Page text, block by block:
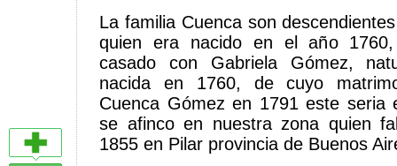
La familia Cuenca son
quien era nacido en el año
casado con Gabriela Gómez,
nacida en 1760, de cuyo
Cuenca Gómez en 1791 este seria
se afinco en nuestra zona quien
1855 en Pilar provincia de Buenos